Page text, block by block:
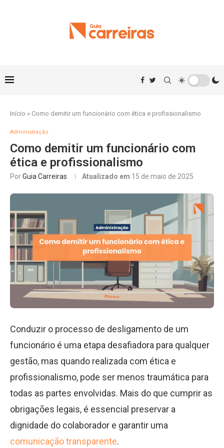
Início » Como demitir um funcionário com ética e profissionalismo
Administração
Como demitir um funcionário com
ética e profissionalismo
PorGuia Carreiras Atualizado em 15 de maio de 2025
Conduzir o processo de desligamento de um
funcionário é uma etapa desafiadora para qualquer
gestão, mas quando realizada com ética e
profissionalismo, pode ser menos traumática para
todas as partes envolvidas. Mais do que cumprir as
obrigações legais, é essencial preservar a
dignidade do colaborador e garantir uma
comunicação transparente.